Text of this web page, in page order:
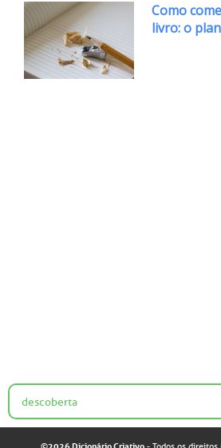
Como
livro: o
©2026 Dicionário Criativo
descoberta